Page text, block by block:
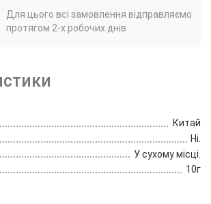
Для цього всі замовлення відправляємо
протягом 2-х робочих днів
Китай
Ні.
У сухому місці.
10г